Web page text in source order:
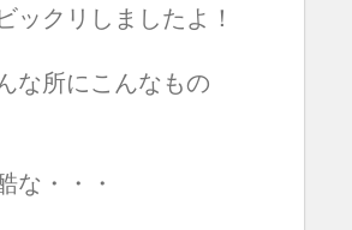
ックリしましたよ！
な所にこんなもの
な・・・